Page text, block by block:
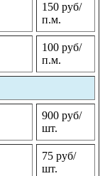
150 руб/
п.м.
100 руб/
п.м.
900 руб/
шт.
75 руб/
шт.